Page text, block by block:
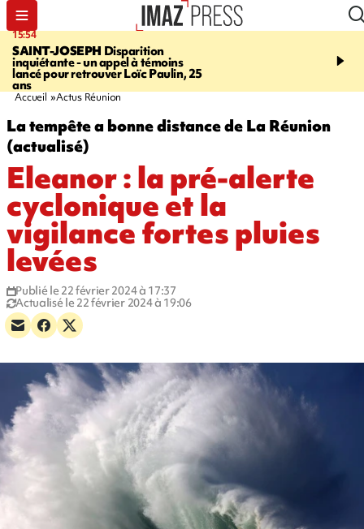
25
17:52
SAINT-DENIS
dimanche pour l'arrivée du Tour
cycliste
17:24
est
Accueil Actus Réunion
La tempête a bonne distance de La Réunion
(actualisé)
Eleanor : la pré-alerte
cyclonique et la
vigilance fortes pluies
levées
Publié le 22 février 2024 à 17:37
Actualisé le 22 février 2024 à 19:06